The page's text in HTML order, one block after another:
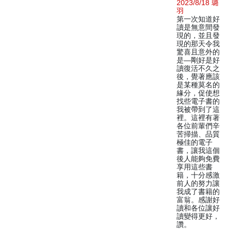
2023/8/18 璐
羽
第一次知道好
讀是無意間發
現的，並且發
現的那天令我
驚喜且意外的
是—剛好是好
讀復活不久之
後，覺著應該
是某種莫名的
緣分，促使想
找些電子書的
我被帶到了這
裡。這裡有著
各位前輩們辛
苦掃描、品質
極佳的電子
書，讓我這個
後人能夠免費
享用這些書
籍，十分感激
前人的努力讓
我成了書籍的
富翁。感謝好
讀和各位讓好
讀變得更好，
讚。